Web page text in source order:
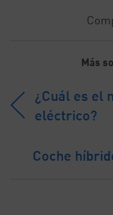
Más
¿Cuál es el
eléctrico?
Coche